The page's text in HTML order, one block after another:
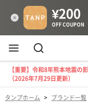
【重要】令和8年熊本地震の
（2026年7月29日更新）
タンプホーム > ブランド一覧